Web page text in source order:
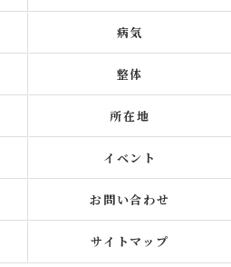
病気
整体
所在地
イベント
お問い合わせ
サイトマップ